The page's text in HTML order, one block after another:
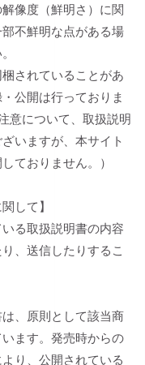
像度（鮮明さ）に関
不鮮明な点がある場
されていることがあ
公開は行っておりま
意について、取扱説明
いますが、本サイト
ておりません。）
して】
る取扱説明書の内容
、送信したりするこ
、原則として該当商
ます。発売時からの
り、公開されている